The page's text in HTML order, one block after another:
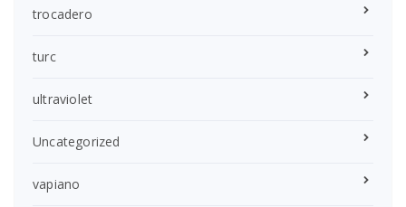
trocadero
turc
ultraviolet
Uncategorized
vapiano